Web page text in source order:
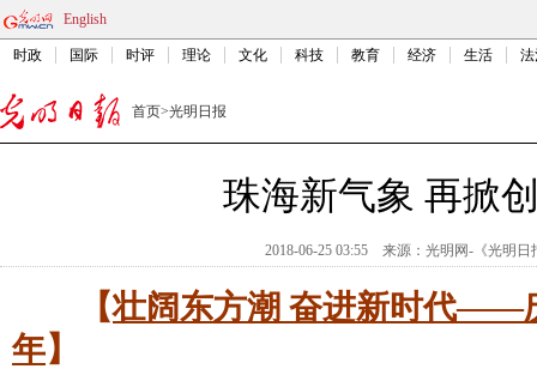
English
时政 国际 时评 理论 文化 科技 教育 经济 生活
首页>光明日报
珠海新气象 再掀
2018-06-25 03:55 来源： 光明网-《光明日
【壮阔东方潮 奋进新时代——
年】